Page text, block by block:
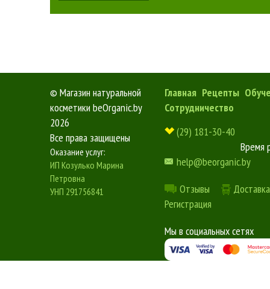
© Магазин натуральной
косметики beOrganic.by
2026
Все права защищены
Оказание услуг:
ИП Козулько Марина
Петровна
УНП 291756841
Главная Рецепты
Сотрудничество
(29) 181-30-40
Время
help@beorganic.by
Отзывы
Регистрация
Мы в социальных сетях